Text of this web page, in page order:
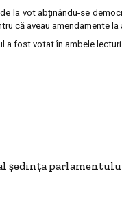
la vot abținându-se
că aveau amendamente la
a fost votat în ambele lecturi.
şedinţa